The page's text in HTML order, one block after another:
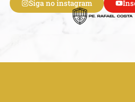
Siga no instagram